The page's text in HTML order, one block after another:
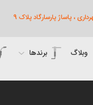
وبلاگ برندها